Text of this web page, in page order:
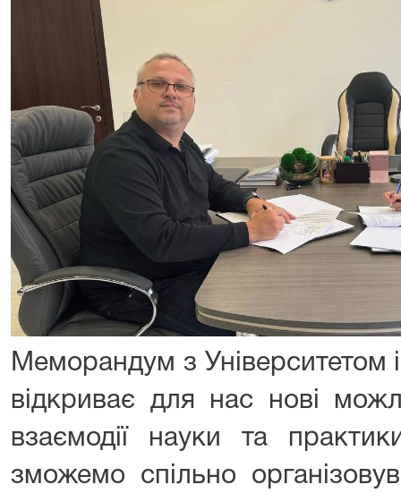
Меморандум з Університетом
відкриває для нас нові
взаємодії науки та
зможемо спільно